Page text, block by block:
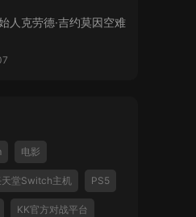
人克劳德·吉约莫因空难
电影
天堂Switch主机 PS5
KK官方对战平台